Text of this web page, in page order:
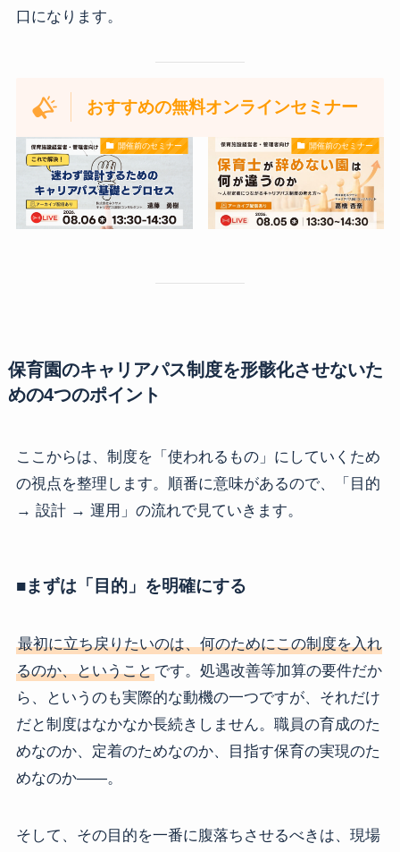
口になります。
おすすめの無料オンラインセミナー
開催前のセミナー 開催前のセミナー
保育園のキャリアパス制度を形骸化させないた
めの4つのポイント
ここからは、制度を「使われるもの」にしていくため
の視点を整理します。順番に意味があるので、「目的
→ 設計 → 運用」の流れで見ていきます。
■まずは「目的」を明確にする
最初に立ち戻りたいのは、何のためにこの制度を入れ
るのか、ということです。処遇改善等加算の要件だか
ら、というのも実際的な動機の一つですが、それだけ
だと制度はなかなか長続きしません。職員の育成のた
めなのか、定着のためなのか、目指す保育の実現のた
めなのか――。
そして、その目的を一番に腹落ちさせるべきは、現場